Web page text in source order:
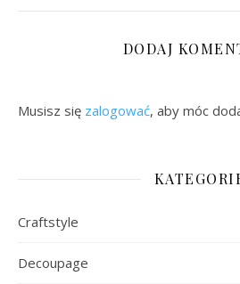
DODAJ
Musisz się zalogować, aby móc
Craftstyle
Decoupage